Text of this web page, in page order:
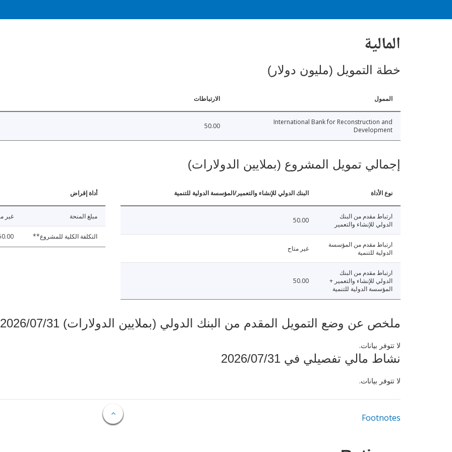
المالية
خطة التمويل (مليون دولار)
الممول الارتباطات
International Bank for Reconstruction and
Development
50.00
إجمالي تمويل المشروع (بملايين الدولارات)
نوع الأداة البنك الدولي للإنشاء والتعمير/المؤسسة الدولية للتنمية
ارتباط مقدم من البنك
الدولي للإنشاء والتعمير
50.00
ارتباط مقدم من المؤسسة
الدولية للتنمية
غير متاح
ارتباط مقدم من البنك
الدولي للإنشاء والتعمير +
المؤسسة الدولية للتنمية
50.00
أداة إقراض
مبلغ المنحة غير
التكلفة الكلية للمشروع**
ملخص عن وضع التمويل المقدم من البنك الدولي (بملايين الدولارات) 2026/07/31
لا تتوفر بيانات.
نشاط مالي تفصيلي في 2026/07/31
لا تتوفر بيانات.
Footnotes